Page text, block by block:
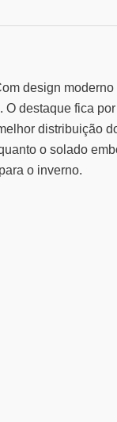
design
O destaque fica
distribuição
o solado
o inverno.